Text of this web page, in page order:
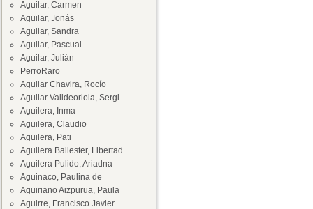
Aguilar, Carmen
Aguilar, Jonás
Aguilar, Sandra
Aguilar, Pascual
Aguilar, Julián
PerroRaro
Aguilar Chavira, Rocío
Aguilar Valldeoriola, Sergi
Aguilera, Inma
Aguilera, Claudio
Aguilera, Pati
Aguilera Ballester, Libertad
Aguilera Pulido, Ariadna
Aguinaco, Paulina de
Aguiriano Aizpurua, Paula
Aguirre, Francisco Javier